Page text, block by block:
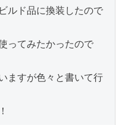
ルド品に換装したので
ってみたかったので
ますが色々と書いて行